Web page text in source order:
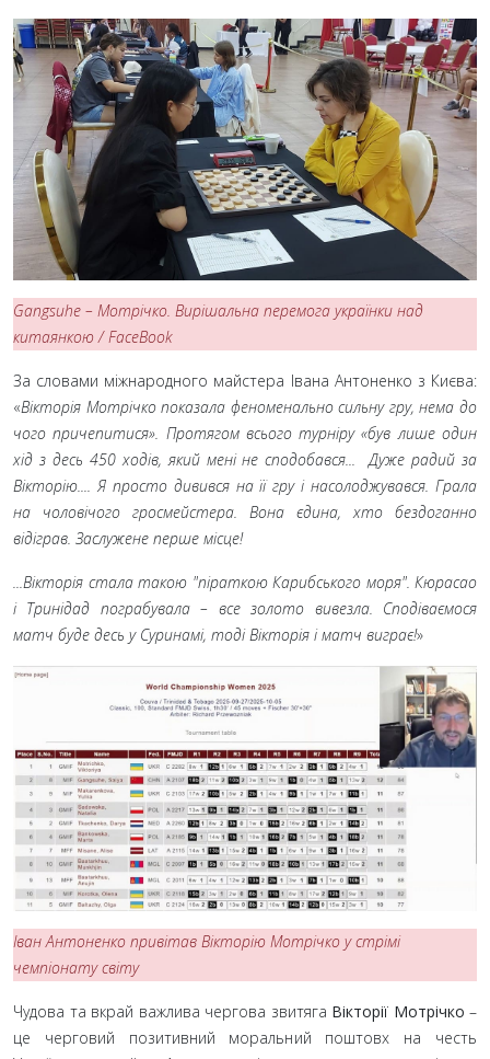
Gangsuhe – Мотрічко. Вирішальна перемога українки над
китаянкою / FaceBook
За словами міжнародного майстера Івана Антоненко з Києва:
«Вікторія Мотрічко показала феноменально сильну гру, нема до
чого причепитися». Протягом всього турніру «був лише один
хід з десь 450 ходів, який мені не сподобався... Дуже радий за
Вікторію.... Я просто дивився на її гру і насолоджувався. Грала
на чоловічого гросмейстера. Вона єдина, хто бездоганно
відіграв. Заслужене перше місце!
...Вікторія стала такою "піраткою Карибського моря". Кюрасао
і Тринідад пограбувала – все золото вивезла. Сподіваємося
матч буде десь у Суринамі, тоді Вікторія і матч виграє!»
Іван Антоненко привітав Вікторію Мотрічко у стрімі
чемпіонату світу
Чудова та вкрай важлива чергова звитяга Вікторії Мотрічко –
це черговий позитивний моральний поштовх на честь